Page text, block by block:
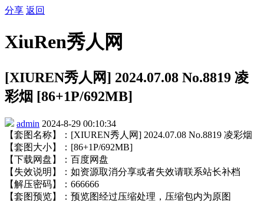
分享 返回
XiuRen秀人网
[XIUREN秀人网] 2024.07.08 No.8819 凌
彩烟 [86+1P/692MB]
admin 2024-8-29 00:10:34
【套图名称】：[XIUREN秀人网] 2024.07.08 No.8819 凌彩烟
【套图大小】：[86+1P/692MB]
【下载网盘】：百度网盘
【失效说明】：如资源取消分享或者失效请联系站长补档
【解压密码】：666666
【套图预览】：预览图经过压缩处理，压缩包内为原图